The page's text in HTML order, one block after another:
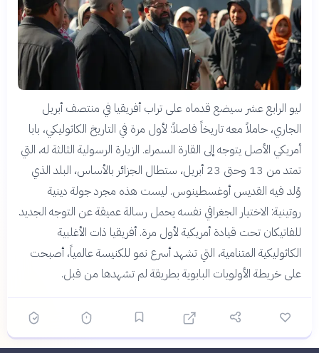
ليو الرابع عشر سيضع قدماه على تراب أفريقيا في منتصف أبريل
الجاري، حاملاً معه تاريخاً فاصلاً: لأول مرة في التاريخ الكاثوليكي، بابا
أمريكي الأصل يتوجه إلى القارة السمراء. الزيارة الرسولية الثالثة له، التي
تمتد من 13 وحتى 23 أبريل، ستطال الجزائر بالأساس، البلد الذي
وُلد فيه القديس أوغسطينوس. ليست هذه مجرد جولة دينية
روتينية: الاختيار الجغرافي نفسه يحمل رسالة عميقة عن التوجه الجديد
للفاتيكان تحت قيادة أمريكية لأول مرة. أفريقيا ذات الأغلبية
الكاثوليكية المتنامية، التي تشهد أسرع نمو للكنيسة عالمياً، أصبحت
على خريطة الأولويات البابوية بطريقة لم تشهدها من قبل.